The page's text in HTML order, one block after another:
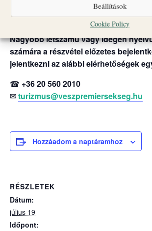
Beállítások
Cookie Policy
A programok egyes időpontokban
vagy egyéb rendezvények miatt
Nagyobb létszámú vagy idegen
számára a részvétel előzetes
jelentkezni az alábbi elérhetőségek
☎ +36 20 560 2010
✉turizmus@veszpremiersekseg.hu
Hozzáadom a naptáramhoz
RÉSZLETEK
Dátum:
július 19
Időpont: